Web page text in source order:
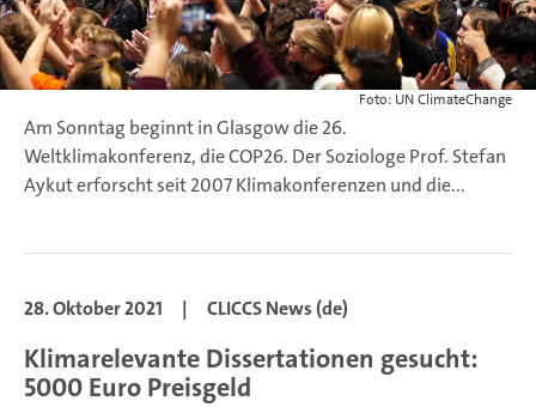
Foto: UN ClimateChange
Am Sonntag beginnt in Glasgow die 26.
Weltklimakonferenz, die COP26. Der Soziologe Prof. Stefan
Aykut erforscht seit 2007 Klimakonferenzen und die...
28. Oktober 2021 | CLICCS News (de)
Klimarelevante Dissertationen gesucht:
5000 Euro Preisgeld